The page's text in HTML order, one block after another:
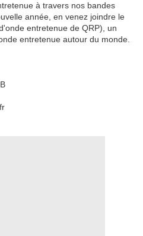
à travers nos bandes
année, en venez joindre le
entretenue de QRP), un
entretenue autour du monde.